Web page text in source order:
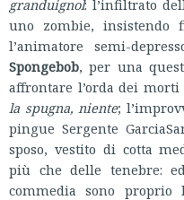
granduignol: l’infiltrato
uno zombie, insistendo
l’animatore semi-
Spongebob, per una
affrontare l’orda dei
la spugna, niente;
pingue Sergente
sposo, vestito di cotta
più che delle tenebre:
commedia sono proprio